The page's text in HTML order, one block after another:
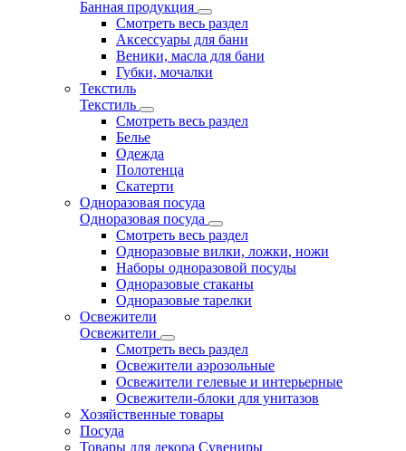
Банная продукция
Смотреть весь раздел
Аксессуары для бани
Веники, масла для бани
Губки, мочалки
Текстиль
Текстиль
Смотреть весь раздел
Белье
Одежда
Полотенца
Скатерти
Одноразовая посуда
Одноразовая посуда
Смотреть весь раздел
Одноразовые вилки, ложки, ножи
Наборы одноразовой посуды
Одноразовые стаканы
Одноразовые тарелки
Освежители
Освежители
Смотреть весь раздел
Освежители аэрозольные
Освежители гелевые и интерьерные
Освежители-блоки для унитазов
Хозяйственные товары
Посуда
Товары для декора Сувениры